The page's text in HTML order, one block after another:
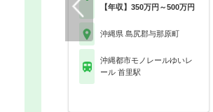
【年収】350万円～500万円
沖縄県 島尻郡与那原町
沖縄都市モノレールゆいレ
ール 首里駅